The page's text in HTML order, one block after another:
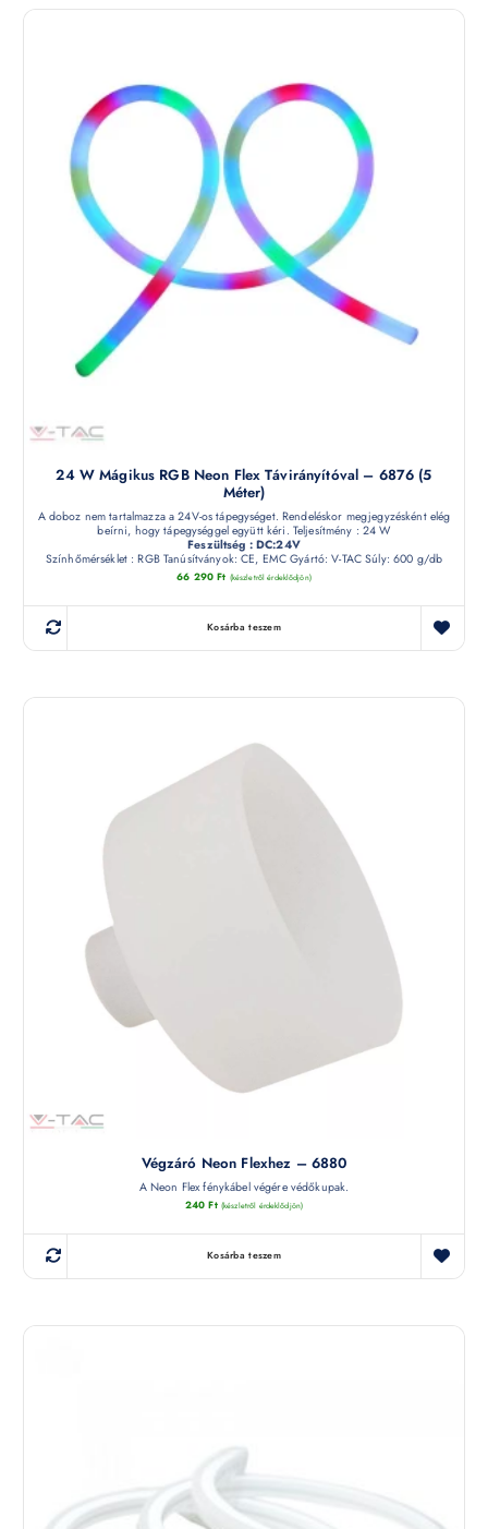
24 W Mágikus RGB Neon Flex Távirányítóval – 6876 (5
Méter)
A doboz nem tartalmazza a 24V-os tápegységet. Rendeléskor megjegyzésként elég
beírni, hogy tápegységgel együtt kéri. Teljesítmény : 24 W
Feszültség : DC:24V
Színhőmérséklet : RGB Tanúsítványok: CE, EMC Gyártó: V-TAC Súly: 600 g/db
66 290Ft (készletről érdeklődjön)
Kosárba teszem
Végzáró Neon Flexhez – 6880
A Neon Flex fénykábel végére védőkupak.
240Ft (készletről érdeklődjön)
Kosárba teszem